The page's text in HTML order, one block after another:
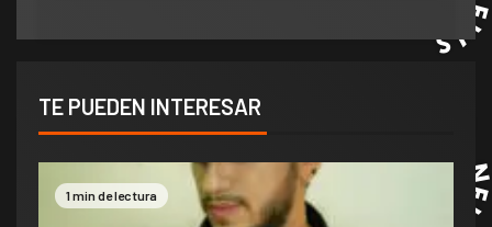
TE PUEDEN INTERESAR
1 min de lectura